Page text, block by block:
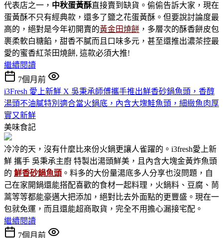
代表店之一， 中秋蛋黃酥直接賣到缺貨。偷偷告訴大家，現在
蛋黃酥不只有經典款，還多了鹽之花蛋黃酥。但要說討論度最
高的，絕對是今年初開賣的黃金田燒餅 ，多層次的酥香餅皮包
裹柔軟白糖餡，甜香不膩而且口味多元，甚至還推出濃茶控最
愛的蜜香紅茶田燒餅, 這款必須大推!
繼續閱讀
7個月前
i3Fresh 愛上新鮮 X 吳秉承師傅攜手推出鮮香砂鍋魚頭，香醇
湯頭不油膩特別適合當火鍋底，內含大塊鮭魚頭，細緻魚肉厚
實又新鮮
美味食記
冷冷的天，沒有什麼比來份火鍋更讓人雀躍的。i3fresh愛上新
鮮 攜手 吳秉承主廚 特製出湯頭鮮美，且內含大塊金黃炸魚頭
的 鮮香砂鍋魚頭 。料多的大份量湯底多人分享也沒問題，自
己在家開鍋還能搭配喜歡的食材一起料理，火鍋料、豆腐、茼
蒿等等都能豪邁大把添加，絕對比去外面點的更豐盛。現在一
包就免運，而且還能超商取貨，完全不用擔心漏接宅配。
繼續閱讀
7個月前